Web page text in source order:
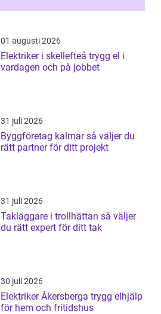
01 augusti 2026
Elektriker i skellefteå trygg el i
vardagen och på jobbet
31 juli 2026
Byggföretag kalmar så väljer du
rätt partner för ditt projekt
31 juli 2026
Takläggare i trollhättan så väljer
du rätt expert för ditt tak
30 juli 2026
Elektriker Åkersberga trygg elhjälp
för hem och fritidshus